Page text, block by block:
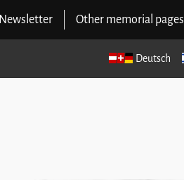
Newsletter Other memorial pages
Deutsch